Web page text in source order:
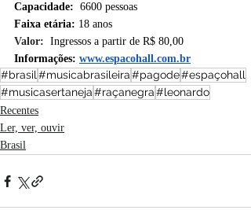
Capacidade: 6600 pessoas
Faixa etária: 18 anos
Valor: Ingressos a partir de R$ 80,00
Informações: www.espacohall.com.br
#brasil#musicabrasileira#pagode#espaçohall
#musicasertaneja#raçanegra#leonardo
Recentes
Ler, ver, ouvir
Brasil